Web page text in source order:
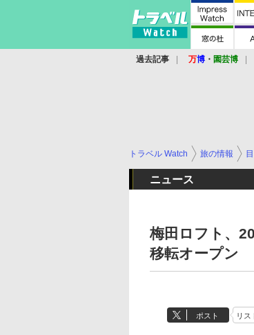
過去記事 万博 ・ 園芸博
トラベル Watch 旅の情報
ニュース
梅田ロフト、
移転オープン
ポスト リス